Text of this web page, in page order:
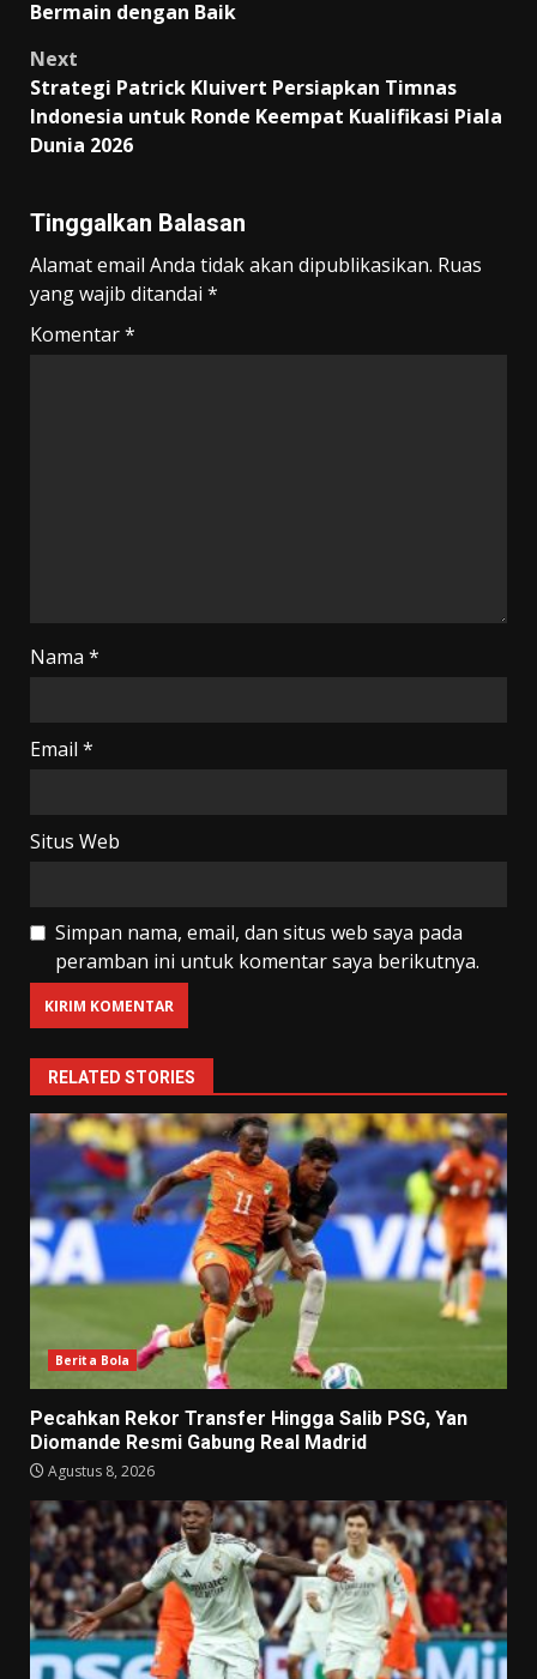
Bermain dengan Baik
Next
Strategi Patrick Kluivert Persiapkan Timnas
Indonesia untuk Ronde Keempat Kualifikasi Piala
Dunia 2026
Tinggalkan Balasan
Alamat email Anda tidak akan dipublikasikan. Ruas
yang wajib ditandai *
Komentar*
Nama *
Email *
Situs Web
Simpan nama, email, dan situs web saya pada
peramban ini untuk komentar saya berikutnya.
RELATED STORIES
Berita Bola
Pecahkan Rekor Transfer Hingga Salib PSG, Yan
Diomande Resmi Gabung Real Madrid
Agustus 8, 2026